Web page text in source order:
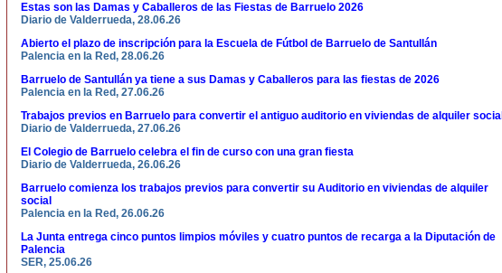
Estas son las Damas y Caballeros de las Fiestas de Barruelo 2026
Diario de Valderrueda, 28.06.26
Abierto el plazo de inscripción para la Escuela de Fútbol de Barruelo de Santullán
Palencia en la Red, 28.06.26
Barruelo de Santullán ya tiene a sus Damas y Caballeros para las fiestas de 2026
Palencia en la Red, 27.06.26
Trabajos previos en Barruelo para convertir el antiguo auditorio en viviendas de alquiler social
Diario de Valderrueda, 27.06.26
El Colegio de Barruelo celebra el fin de curso con una gran fiesta
Diario de Valderrueda, 26.06.26
Barruelo comienza los trabajos previos para convertir su Auditorio en viviendas de alquiler
social
Palencia en la Red, 26.06.26
La Junta entrega cinco puntos limpios móviles y cuatro puntos de recarga a la Diputación de
Palencia
SER, 25.06.26